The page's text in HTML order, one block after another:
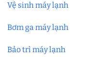
Vệ sinh máy lạnh
Bơm ga máy lạnh
Bảo trì máy lạnh